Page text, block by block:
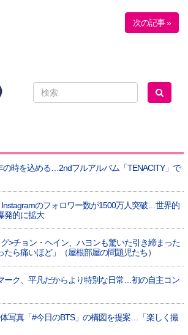
次の記事 »
の時を込める…2ndフルアルバム「TENACITY」で
Instagramのフォロワー数が1500万人突破…世界的
発的に拡大
>チョン・ヘイン、ハヨンも驚いた引き締まった
ら痛いほど」（屋根部屋の問題児たち）
ーク、平凡だからより特別な日常…初の自主コン
体写真「#今日のBTS」の構図を提案…「楽しく撮